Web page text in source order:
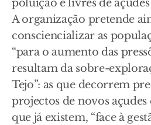
poluição e livres de açudes
A organização pretende
consciencializar as
“para o aumento das
resultam da sobre-
Tejo”: as que decorrem
projectos de novos açudes
que já existem, “face à